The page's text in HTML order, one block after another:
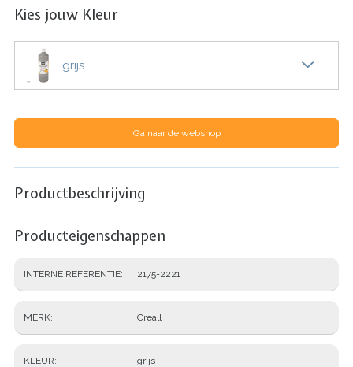
Kies jouw Kleur
grijs
Ga naar de webshop
Productbeschrijving
Producteigenschappen
INTERNE REFERENTIE 2175-2221
MERK Creall
KLEUR grijs